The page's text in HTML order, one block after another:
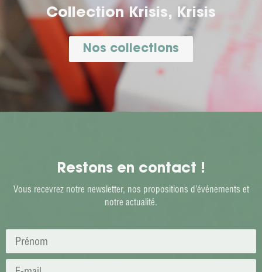
Collection Krisis, Krisis
Nos collections
Restons en contact !
Vous recevrez notre newsletter, nos propositions d’événements et
notre actualité.